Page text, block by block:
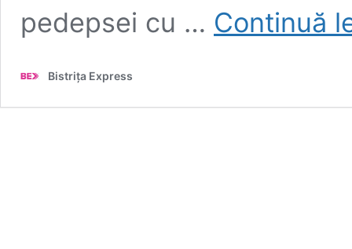
pedepsei cu … Continuă
Bistrița Express